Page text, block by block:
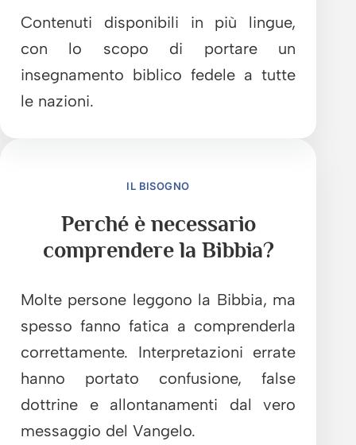
Contenuti disponibili in più lingue,
con lo scopo di portare un
insegnamento biblico fedele a tutte
le nazioni.
IL BISOGNO
Perché è necessario
comprendere la Bibbia?
Molte persone leggono la Bibbia, ma
spesso fanno fatica a comprenderla
correttamente. Interpretazioni errate
hanno portato confusione, false
dottrine e allontanamenti dal vero
messaggio del Vangelo.